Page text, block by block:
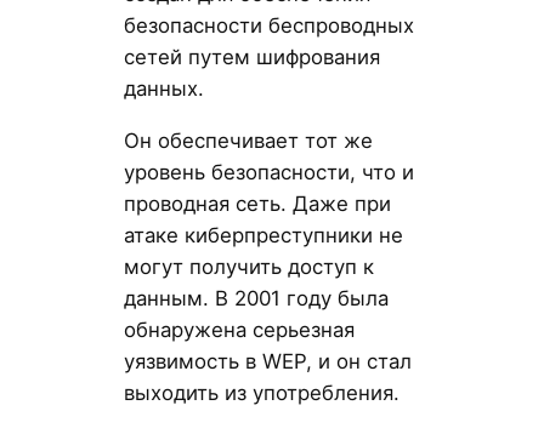
безопасности беспроводных
сетей путем шифрования
данных.
Он обеспечивает тот же
уровень безопасности, что и
проводная сеть. Даже при
атаке киберпреступники не
могут получить доступ к
данным. В 2001 году была
обнаружена серьезная
уязвимость в WEP, и он стал
выходить из употребления.